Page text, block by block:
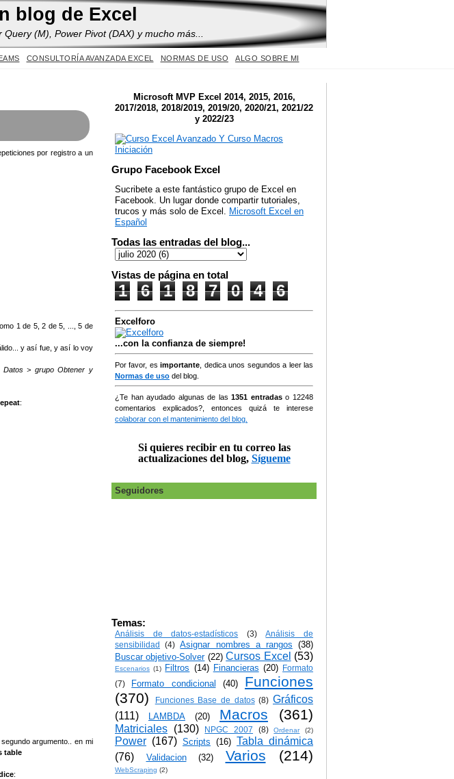
blog de Excel
(M), Power Pivot (DAX) y mucho más...
CONSULTORÍA AVANZADA EXCEL NORMAS DE USO ALGO SOBRE MI
por registro a un
1 de 5, 2 de 5, ..., 5 de
y así fue, y así lo voy
Datos > grupo Obtener y
:
argumento.. en mi
table
:
Microsoft MVP Excel 2014, 2015, 2016,
2017/2018, 2018/2019, 2019/20, 2020/21, 2021/22
y 2022/23
Grupo Facebook Excel
Sucribete a este fantástico grupo de Excel en
Facebook. Un lugar donde compartir tutoriales,
trucos y más solo de Excel. Microsoft Excel en
Español
Todas las entradas del blog...
Vistas de página en total
1 6 1 8 7 0 4 6
Excelforo
...con la confianza de siempre!
Por favor, esimportante , dedica unos segundos a leer las
Normas de uso del blog.
¿Te han ayudado algunas de las1351 entradaso 12248
comentarios explicados?, entonces quizá te interese
colaborar con el mantenimiento del blog.
Si quieres recibir en tu correo las
actualizaciones del blog, Sígueme
Seguidores
Temas:
Análisis de datos-estadísticos (3)
Análisis de
sensibilidad
(4) Asignar nombres a rangos
(38)
Buscar objetivo-Solver (22) Cursos Excel (53)
Escenarios (1) Filtros (14) Financieras (20)
Formato
(7)
Formato condicional (40)
Funciones
(370)
Funciones Base de datos (8) Gráficos
(111)
LAMBDA (20) Macros (361)
Matriciales (130) NPGC 2007 (8) Ordenar (2)
Power (167) Scripts (16) Tabla dinámica
(76)
Validacion (32) Varios (214)
WebScraping (2)